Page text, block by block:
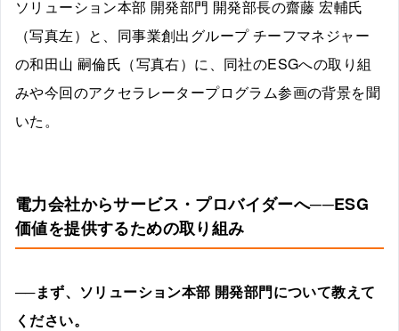
ソリューション本部 開発部門 開発部長の齋藤 宏輔氏
（写真左）と、同事業創出グループ チーフマネジャー
の和田山 嗣倫氏（写真右）に、同社のESGへの取り組
みや今回のアクセラレータープログラム参画の背景を聞
いた。
電力会社からサービス・プロバイダーへ──ESG
価値を提供するための取り組み
──まず、ソリューション本部 開発部門について教えて
ください。